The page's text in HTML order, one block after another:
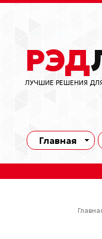
РЭД
ЛУЧШИЕ РЕШЕНИЯ
Главная